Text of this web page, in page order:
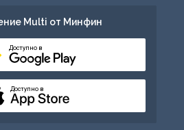
Multi от Минфин
Доступно в
Доступно в